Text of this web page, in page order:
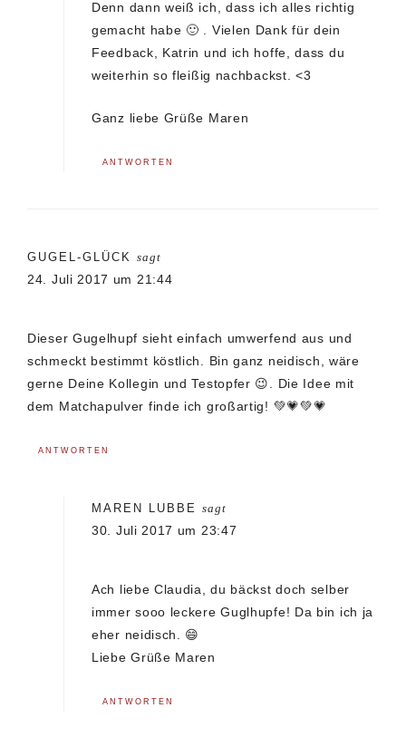
Denn dann weiß ich, dass ich alles richtig
gemacht habe 🙂 . Vielen Dank für dein
Feedback, Katrin und ich hoffe, dass du
weiterhin so fleißig nachbackst. <3
Ganz liebe Grüße Maren
ANTWORTEN
GUGEL-GLÜCK sagt
24. Juli 2017 um 21:44
Dieser Gugelhupf sieht einfach umwerfend aus und
schmeckt bestimmt köstlich. Bin ganz neidisch, wäre
gerne Deine Kollegin und Testopfer 😉. Die Idee mit
dem Matchapulver finde ich großartig! 💚💗💚💗
ANTWORTEN
MAREN LUBBE sagt
30. Juli 2017 um 23:47
Ach liebe Claudia, du bäckst doch selber
immer sooo leckere Guglhupfe! Da bin ich ja
eher neidisch. 😄
Liebe Grüße Maren
ANTWORTEN